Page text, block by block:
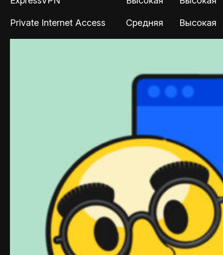
Private Internet Access Средняя Высокая